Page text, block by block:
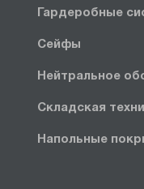
Гардеробные
Сейфы
Нейтральное
Складская
Напольные